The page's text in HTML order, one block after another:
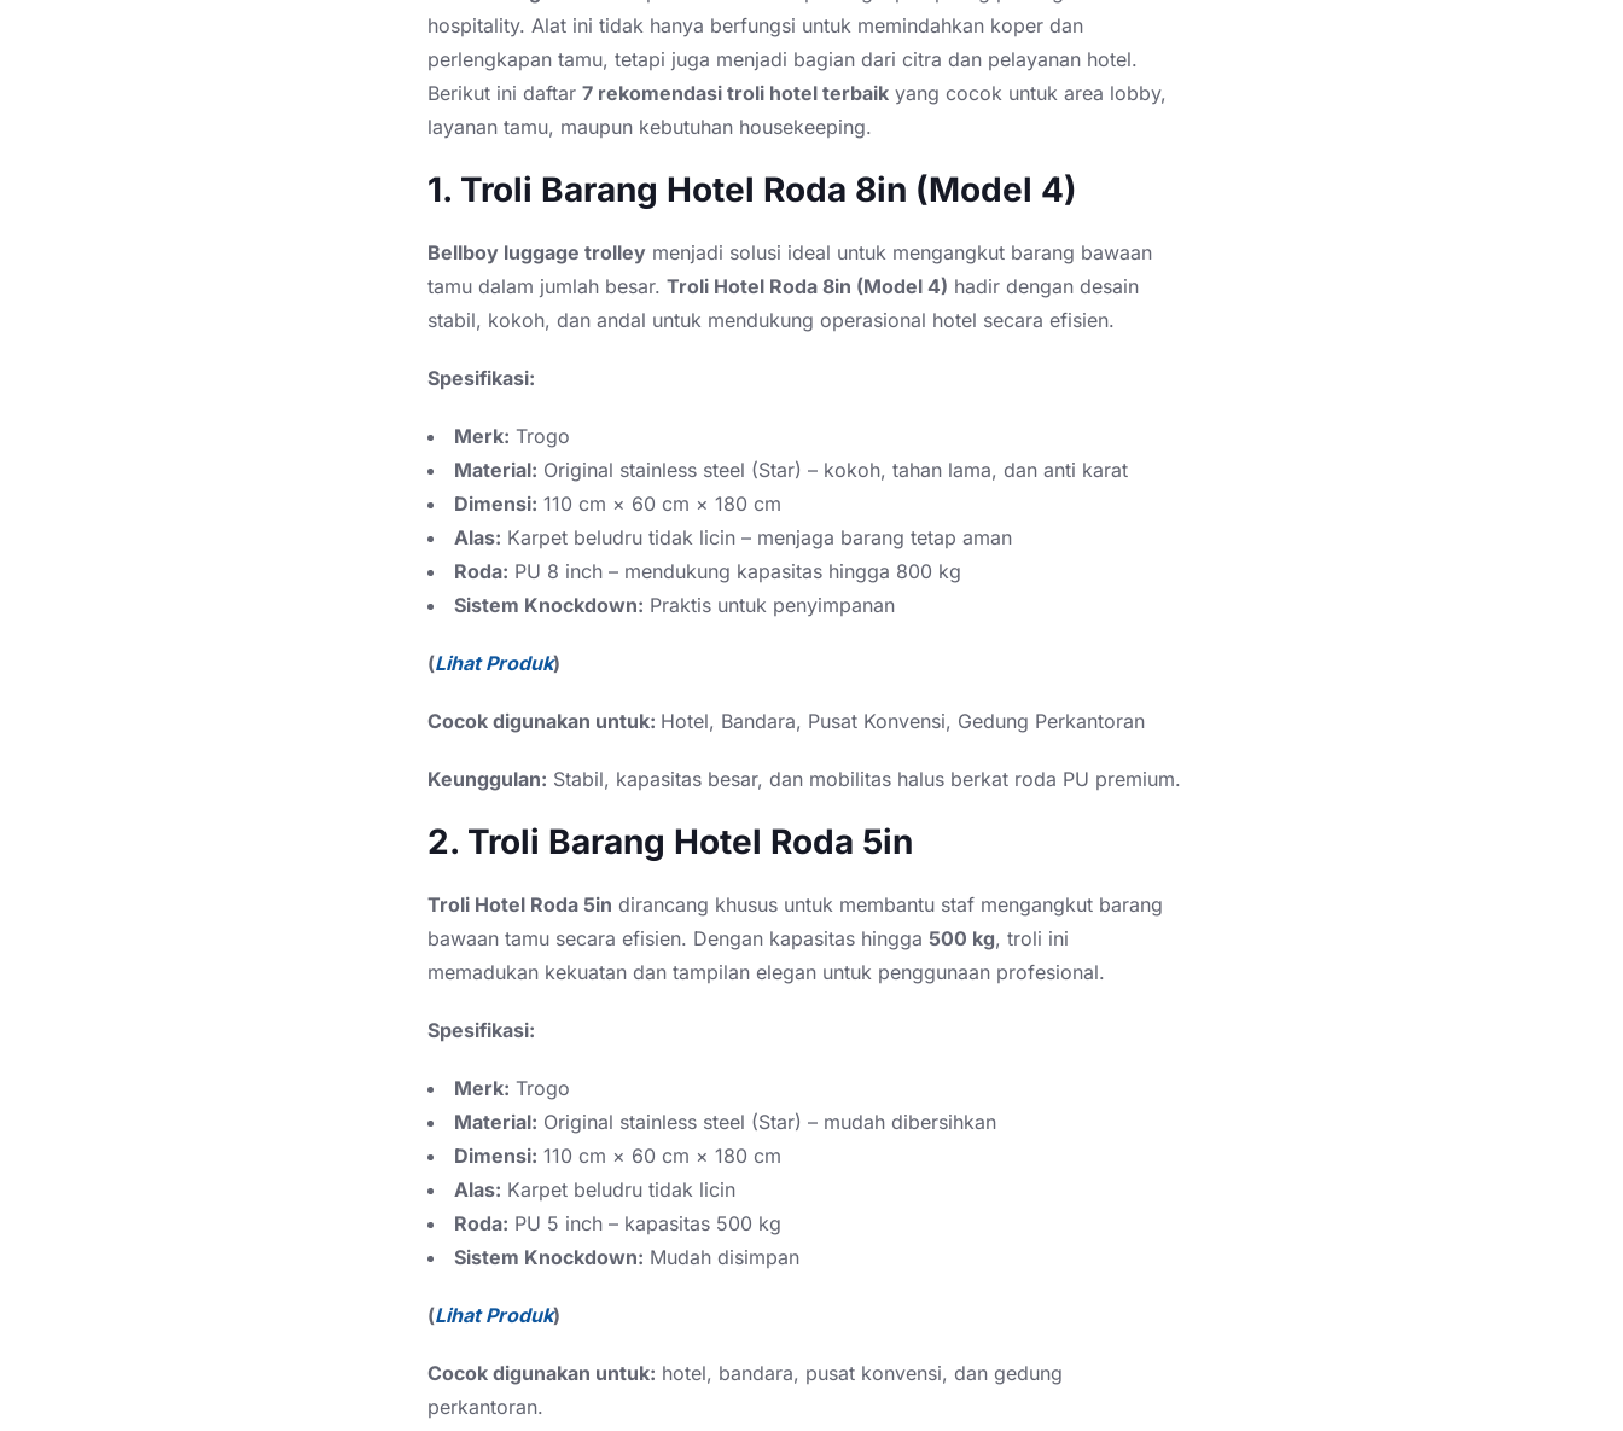
hospitality. Alat ini tidak hanya berfungsi untuk memindahkan koper dan
perlengkapan tamu, tetapi juga menjadi bagian dari citra dan pelayanan hotel.
Berikut ini daftar 7 rekomendasi troli hotel terbaik yang cocok untuk area lobby,
layanan tamu, maupun kebutuhan housekeeping.
1. Troli Barang Hotel Roda 8in (Model 4)
Bellboy luggage trolley menjadi solusi ideal untuk mengangkut barang bawaan
tamu dalam jumlah besar. Troli Hotel Roda 8in (Model 4) hadir dengan desain
stabil, kokoh, dan andal untuk mendukung operasional hotel secara efisien.
Spesifikasi:
Merk: Trogo
Material: Original stainless steel (Star) – kokoh, tahan lama, dan anti karat
Dimensi: 110 cm × 60 cm × 180 cm
Alas: Karpet beludru tidak licin – menjaga barang tetap aman
Roda: PU 8 inch – mendukung kapasitas hingga 800 kg
Sistem Knockdown: Praktis untuk penyimpanan
(Lihat Produk)
Cocok digunakan untuk: Hotel, Bandara, Pusat Konvensi, Gedung Perkantoran
Keunggulan: Stabil, kapasitas besar, dan mobilitas halus berkat roda PU premium.
2. Troli Barang Hotel Roda 5in
Troli Hotel Roda 5in dirancang khusus untuk membantu staf mengangkut barang
bawaan tamu secara efisien. Dengan kapasitas hingga 500 kg, troli ini
memadukan kekuatan dan tampilan elegan untuk penggunaan profesional.
Spesifikasi:
Merk: Trogo
Material: Original stainless steel (Star) – mudah dibersihkan
Dimensi: 110 cm × 60 cm × 180 cm
Alas: Karpet beludru tidak licin
Roda: PU 5 inch – kapasitas 500 kg
Sistem Knockdown: Mudah disimpan
(Lihat Produk)
Cocok digunakan untuk: hotel, bandara, pusat konvensi, dan gedung
perkantoran.